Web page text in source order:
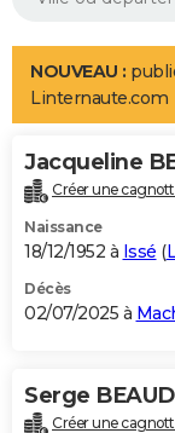
Aménagement intérieur
LIFESTYLE
Art de vivre
Bien-être
Loisirs
Mode
Modes de vie
Alimentation
Guide de la santé
Maladies
Médicaments
Sommeil
VOYAGE
Destinations
City break
Voyage nature
Voyage de noces
Forum
Climat
+PHOTO
GUIDES D'ACHAT
BONS PLANS
Carte de Noël
Carte Bonne année
Carte Saint-Valentin
Carte Pâques
Carte d'anniversaire
DICTIONNAIRE
NOUVEAU :
Linternaute.com
Jacqueline
Créer une
Naissance
18/12/1952 à Issé (
Décès
02/07/2025 à
Serge
Créer une